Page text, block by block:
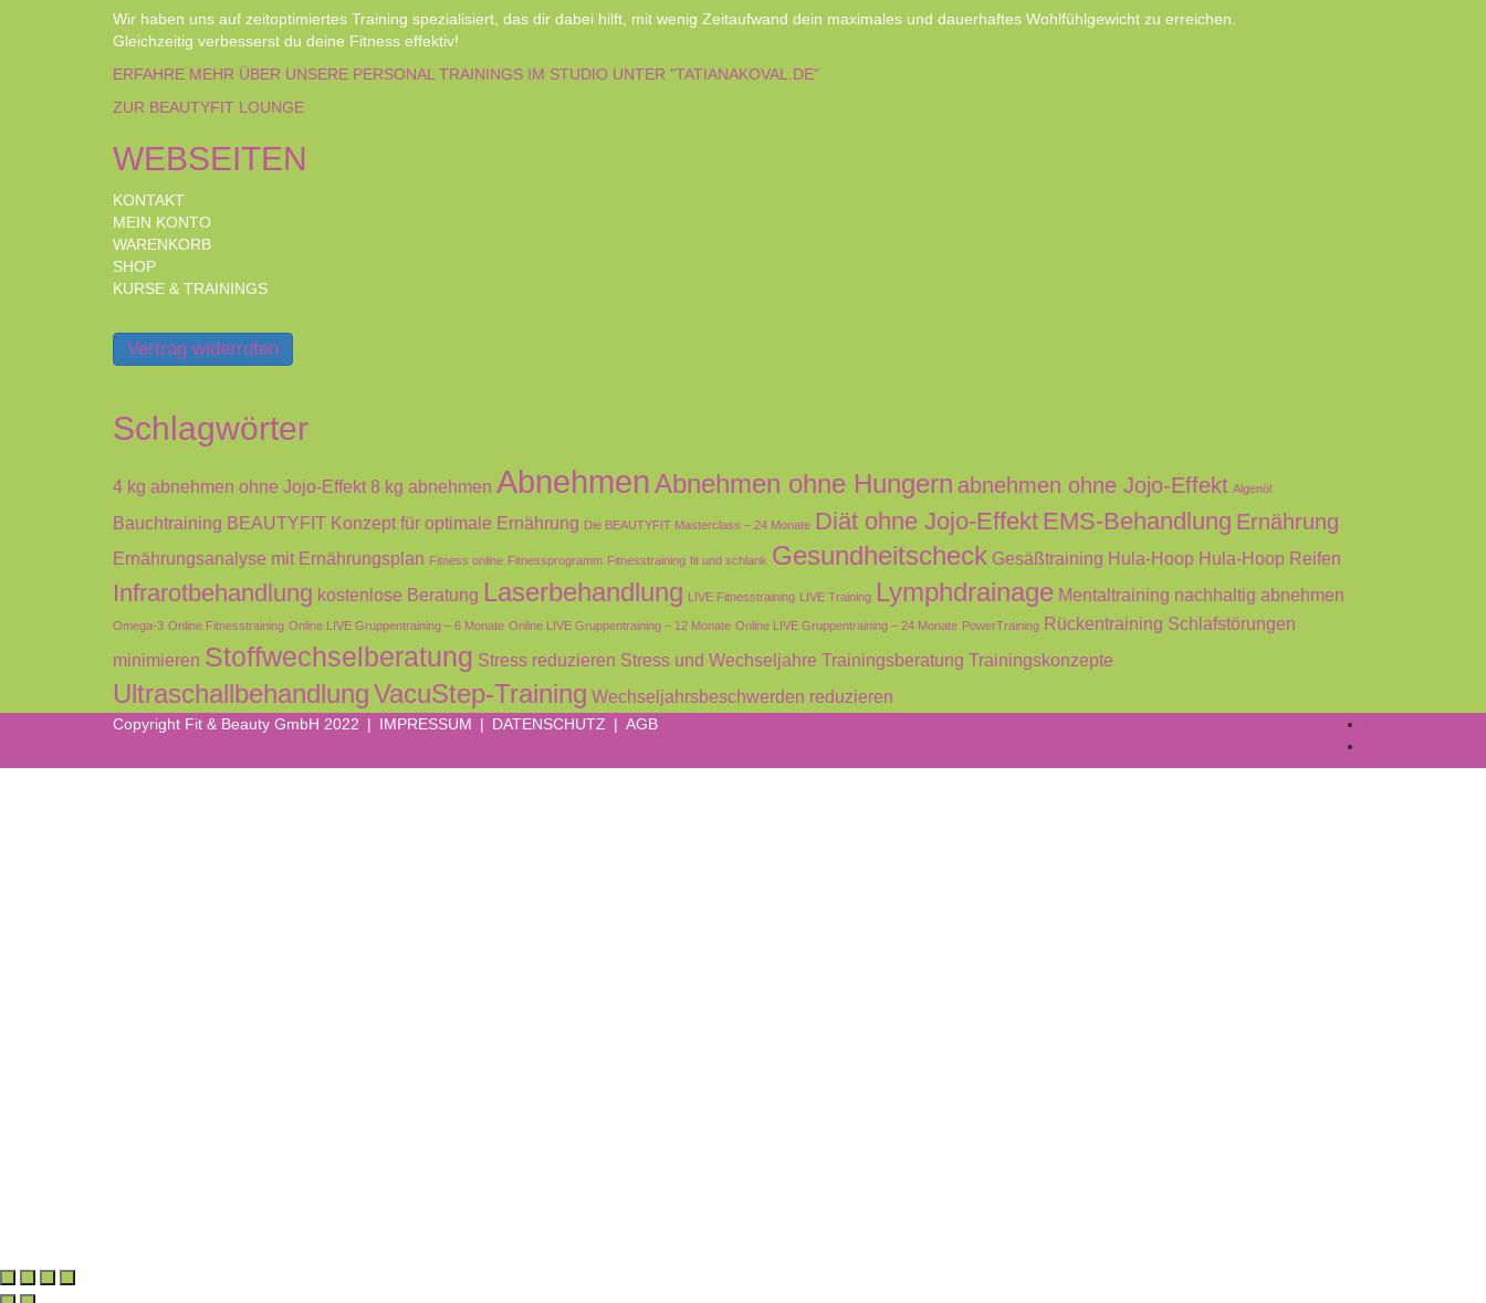
Wir haben uns auf zeitoptimiertes Training spezialisiert, das dir dabei hilft, mit wenig Zeitaufwand dein maximales und dauerhaftes Wohlfühlgewicht zu erreichen.
Gleichzeitig verbesserst du deine Fitness effektiv!
ERFAHRE MEHR ÜBER UNSERE PERSONAL TRAININGS IM STUDIO UNTER "TATIANAKOVAL.DE"
ZUR BEAUTYFIT LOUNGE
WEBSEITEN
KONTAKT
MEIN KONTO
WARENKORB
SHOP
KURSE & TRAININGS
Vertrag widerrufen
Schlagwörter
4 kg abnehmen ohne Jojo-Effekt 8 kg abnehmen AbnehmenAbnehmen ohne Hungern abnehmen ohne Jojo-Effekt Algenöl
Bauchtraining BEAUTYFIT Konzept für optimale Ernährung Die BEAUTYFIT Masterclass – 24 Monate Diät ohne Jojo-Effekt EMS-Behandlung Ernährung
Ernährungsanalyse mit Ernährungsplan Fitness online Fitnessprogramm Fitnesstraining fit und schlank Gesundheitscheck Gesäßtraining Hula-Hoop Hula-Hoop Reifen
Infrarotbehandlung kostenlose Beratung Laserbehandlung LIVE Fitnesstraining LIVE Training Lymphdrainage Mentaltraining nachhaltig abnehmen
Omega-3 Online Fitnesstraining Online LIVE Gruppentraining – 6 Monate Online LIVE Gruppentraining – 12 Monate Online LIVE Gruppentraining – 24 Monate PowerTraining Rückentraining Schlafstörungen
minimieren Stoffwechselberatung Stress reduzieren Stress und Wechseljahre Trainingsberatung Trainingskonzepte
UltraschallbehandlungVacuStep-Training Wechseljahrsbeschwerden reduzieren
Copyright Fit & Beauty GmbH 2022 | IMPRESSUM | DATENSCHUTZ | AGB